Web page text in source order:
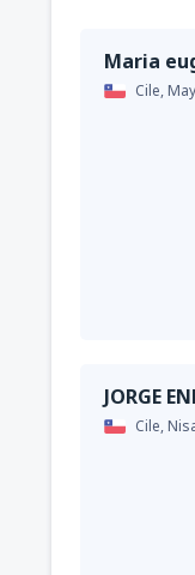
Maria
Cile,
JORGE
Cile,